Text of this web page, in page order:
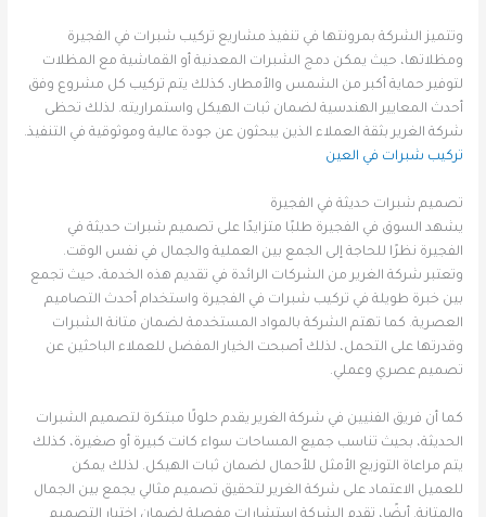
وتتميز الشركة بمرونتها في تنفيذ مشاريع تركيب شبرات في الفجيرة
ومظلاتها، حيث يمكن دمج الشبرات المعدنية أو القماشية مع المظلات
لتوفير حماية أكبر من الشمس والأمطار، كذلك يتم تركيب كل مشروع وفق
أحدث المعايير الهندسية لضمان ثبات الهيكل واستمراريته. لذلك تحظى
شركة الغرير بثقة العملاء الذين يبحثون عن جودة عالية وموثوقية في التنفيذ.
تركيب شبرات في العين
تصميم شبرات حديثة في الفجيرة
يشهد السوق في الفجيرة طلبًا متزايدًا على تصميم شبرات حديثة في
الفجيرة نظرًا للحاجة إلى الجمع بين العملية والجمال في نفس الوقت.
وتعتبر شركة الغرير من الشركات الرائدة في تقديم هذه الخدمة، حيث تجمع
بين خبرة طويلة في تركيب شبرات في الفجيرة واستخدام أحدث التصاميم
العصرية. كما تهتم الشركة بالمواد المستخدمة لضمان متانة الشبرات
وقدرتها على التحمل، لذلك أصبحت الخيار المفضل للعملاء الباحثين عن
تصميم عصري وعملي.
كما أن فريق الفنيين في شركة الغرير يقدم حلولًا مبتكرة لتصميم الشبرات
الحديثة، بحيث تناسب جميع المساحات سواء كانت كبيرة أو صغيرة، كذلك
يتم مراعاة التوزيع الأمثل للأحمال لضمان ثبات الهيكل. لذلك يمكن
للعميل الاعتماد على شركة الغرير لتحقيق تصميم مثالي يجمع بين الجمال